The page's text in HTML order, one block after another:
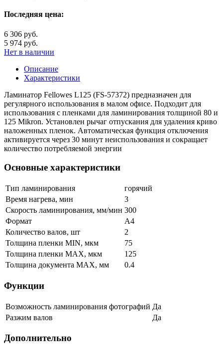
Последняя цена:
6 306 руб.
5 974 руб.
Нет в наличии
Описание
Характеристики
Ламинатор Fellowes L125 (FS-57372) предназначен для
регулярного использования в малом офисе. Подходит для
использования с пленками для ламинирования толщиной 80 и
125 Mikron. Установлен рычаг отпускания для удаления криво
наложенных пленок. Автоматическая функция отключения
активируется через 30 минут неиспользования и сокращает
количество потребляемой энергии
Основные характеристики
Тип ламинирования
горячий
Время нагрева, мин
3
Скорость ламинирования, мм/мин 300
Формат
А4
Количество валов, шт
2
Толщина пленки MIN, мкм
75
Толщина пленки MAX, мкм
125
Толщина документа МАХ, мм
0.4
Функции
Возможность ламинирования фотографий Да
Разжим валов
Да
Дополнительно